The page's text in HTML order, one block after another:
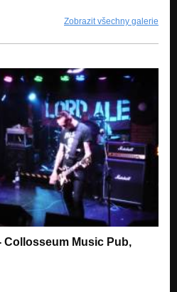
Zobrazit všechny galerie
Collosseum Music Pub,